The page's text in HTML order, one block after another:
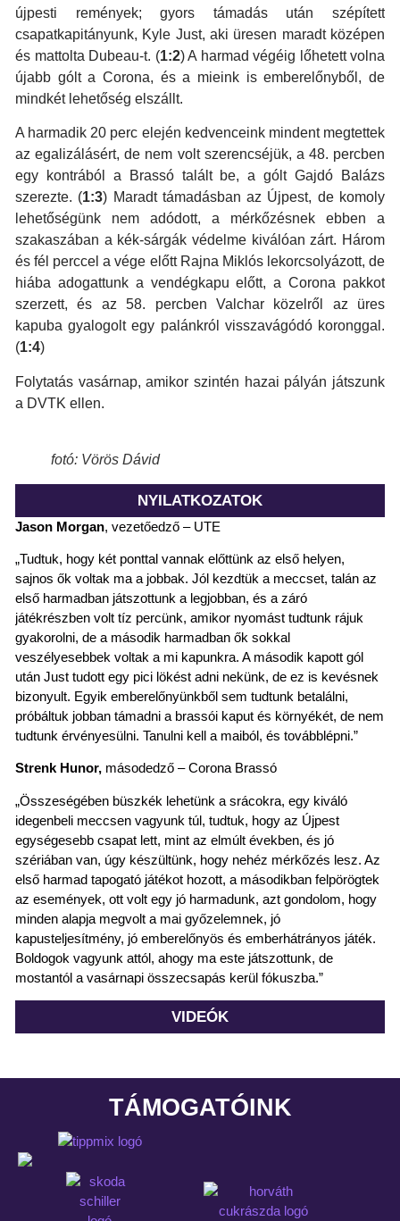
újpesti remények; gyors támadás után szépített
csapatkapitányunk, Kyle Just, aki üresen maradt középen
és mattolta Dubeau-t. (1:2) A harmad végéig lőhetett volna
újabb gólt a Corona, és a mieink is emberelőnyből, de
mindkét lehetőség elszállt.
A harmadik 20 perc elején kedvenceink mindent megtettek
az egalizálásért, de nem volt szerencséjük, a 48. percben
egy kontrából a Brassó talált be, a gólt Gajdó Balázs
szerezte. (1:3) Maradt támadásban az Újpest, de komoly
lehetőségünk nem adódott, a mérkőzésnek ebben a
szakaszában a kék-sárgák védelme kiválóan zárt. Három
és fél perccel a vége előtt Rajna Miklós lekorcsolyázott, de
hiába adogattunk a vendégkapu előtt, a Corona pakkot
szerzett, és az 58. percben Valchar közelről az üres
kapuba gyalogolt egy palánkról visszavágódó koronggal.
(1:4)
Folytatás vasárnap, amikor szintén hazai pályán játszunk
a DVTK ellen.
fotó: Vörös Dávid
NYILATKOZATOK
Jason Morgan, vezetőedző – UTE
„Tudtuk, hogy két ponttal vannak előttünk az első helyen,
sajnos ők voltak ma a jobbak. Jól kezdtük a meccset, talán az
első harmadban játszottunk a legjobban, és a záró
játékrészben volt tíz percünk, amikor nyomást tudtunk rájuk
gyakorolni, de a második harmadban ők sokkal
veszélyesebbek voltak a mi kapunkra. A második kapott gól
után Just tudott egy pici lökést adni nekünk, de ez is kevésnek
bizonyult. Egyik emberelőnyünkből sem tudtunk betalálni,
próbáltuk jobban támadni a brassói kaput és környékét, de nem
tudtunk érvényesülni. Tanulni kell a maiból, és továbblépni.”
Strenk Hunor, másodedző – Corona Brassó
„Összeségében büszkék lehetünk a srácokra, egy kiváló
idegenbeli meccsen vagyunk túl, tudtuk, hogy az Újpest
egységesebb csapat lett, mint az elmúlt években, és jó
szériában van, úgy készültünk, hogy nehéz mérkőzés lesz. Az
első harmad tapogató játékot hozott, a másodikban felpörögtek
az események, ott volt egy jó harmadunk, azt gondolom, hogy
minden alapja megvolt a mai győzelemnek, jó
kapusteljesítmény, jó emberelőnyös és emberhátrányos játék.
Boldogok vagyunk attól, ahogy ma este játszottunk, de
mostantól a vasárnapi összecsapás kerül fókuszba.”
VIDEÓK
TÁMOGATÓINK